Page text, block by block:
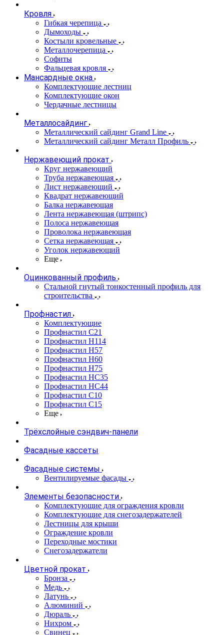
Кровля
Гибкая черепица
Дымоходы
Костыли кровельные
Металлочерепица
Софиты
Фальцевая кровля
Мансардные окна
Комплектующие лестниц
Комплектующие окон
Чердачные лестницы
Металлосайдинг
Металлический сайдинг Grand Line
Металлический сайдинг Металл Профиль
Нержавеющий прокат
Круг нержавеющий
Труба нержавеющая
Лист нержавеющий
Квадрат нержавеющий
Балка нержавеющая
Лента нержавеющая (штрипс)
Полоса нержавеющая
Проволока нержавеющая
Сетка нержавеющая
Уголок нержавеющий
Еще
Оцинкованный профиль
Стальной гнутый тонкостенный профиль для
строительства
Профнастил
Комплектующие
Профнастил C21
Профнастил Н114
Профнастил Н57
Профнастил Н60
Профнастил Н75
Профнастил НС35
Профнастил НС44
Профнастил С10
Профнастил С15
Еще
Трёхслойные сэндвич-панели
Фасадные кассеты
Фасадные системы
Вентилируемые фасады
Элементы безопасности
Комплектующие для ограждения кровли
Комплектующие для снегозадержателей
Лестницы для крыши
Ограждение кровли
Переходные мостики
Снегозадержатели
Цветной прокат
Бронза
Медь
Латунь
Алюминий
Дюраль
Нихром
Свинец